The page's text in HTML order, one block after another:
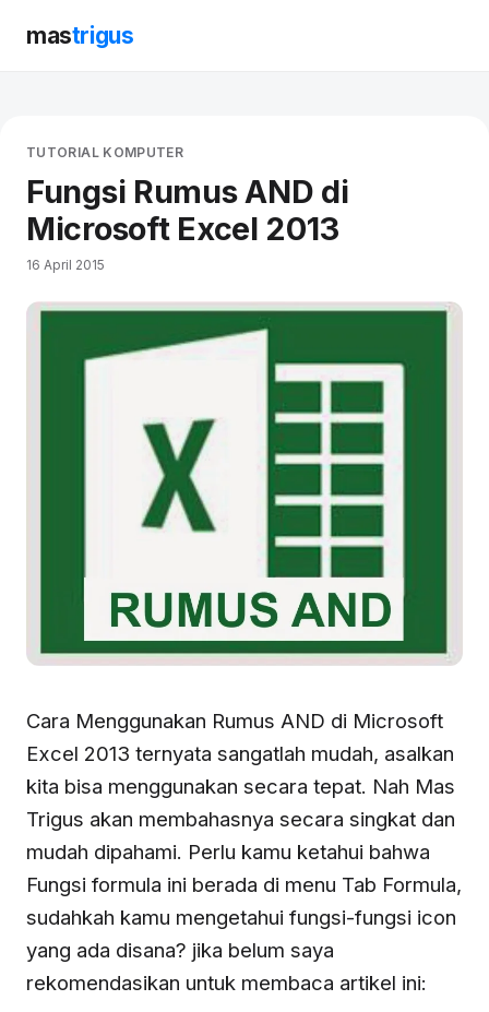
mastrigus
TUTORIAL KOMPUTER
Fungsi Rumus AND di
Microsoft Excel 2013
16 April 2015
Cara Menggunakan Rumus AND di Microsoft
Excel 2013 ternyata sangatlah mudah, asalkan
kita bisa menggunakan secara tepat. Nah Mas
Trigus akan membahasnya secara singkat dan
mudah dipahami. Perlu kamu ketahui bahwa
Fungsi formula ini berada di menu Tab Formula,
sudahkah kamu mengetahui fungsi-fungsi icon
yang ada disana? jika belum saya
rekomendasikan untuk membaca artikel ini: